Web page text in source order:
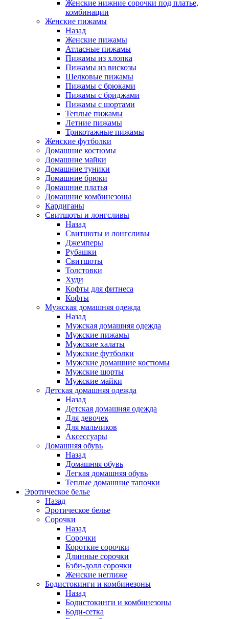
Женские нижние сорочки под платье,
комбинации
Женские пижамы
Назад
Женские пижамы
Атласные пижамы
Пижамы из хлопка
Пижамы из вискозы
Шелковые пижамы
Пижамы с брюками
Пижамы с бриджами
Пижамы с шортами
Теплые пижамы
Летние пижамы
Трикотажные пижамы
Женские футболки
Домашние костюмы
Домашние майки
Домашние туники
Домашние брюки
Домашние платья
Домашние комбинезоны
Кардиганы
Свитшоты и лонгсливы
Назад
Свитшоты и лонгсливы
Джемперы
Рубашки
Свитшоты
Толстовки
Худи
Кофты для фитнеса
Кофты
Мужская домашняя одежда
Назад
Мужская домашняя одежда
Мужские пижамы
Мужские халаты
Мужские футболки
Мужские домашние костюмы
Мужские шорты
Мужские майки
Детская домашняя одежда
Назад
Детская домашняя одежда
Для девочек
Для мальчиков
Аксессуары
Домашняя обувь
Назад
Домашняя обувь
Легкая домашняя обувь
Теплые домашние тапочки
Эротическое белье
Назад
Эротическое белье
Сорочки
Назад
Сорочки
Короткие сорочки
Длинные сорочки
Бэби-долл сорочки
Женские неглиже
Бодистокинги и комбинезоны
Назад
Бодистокинги и комбинезоны
Боди-сетка